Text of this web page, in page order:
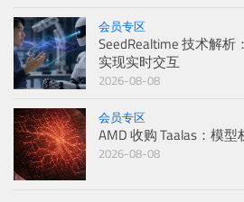
会员专区
SeedRealtime 技术解
实现实时交互
2026-08-08
会员专区
AMD 收购 Taalas：模
2026-08-08